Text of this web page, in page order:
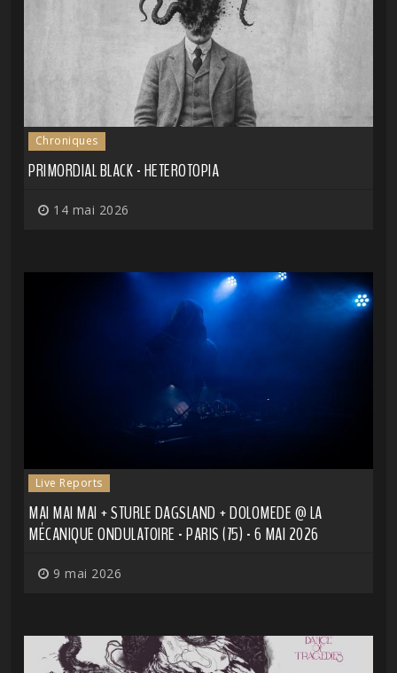
Chroniques
PRIMORDIAL BLACK - HETEROTOPIA
14 mai 2026
Live Reports
MAI MAI MAI + STURLE DAGSLAND + DOLOMEDE @ LA
MÉCANIQUE ONDULATOIRE - PARIS (75) - 6 MAI 2026
9 mai 2026